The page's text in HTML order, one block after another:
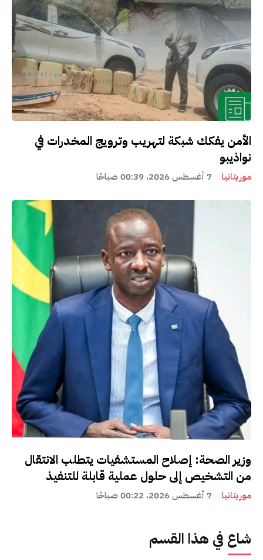
الأمن يفكك شبكة لتهريب وترويج المخدرات في
نواذيبو
موريتانيا 7 أغسطس 2026، 00:39 صباحًا
وزير الصحة: إصلاح المستشفيات يتطلب الانتقال
من التشخيص إلى حلول عملية قابلة للتنفيذ
موريتانيا 7 أغسطس 2026، 00:22 صباحًا
شاع في هذا القسم